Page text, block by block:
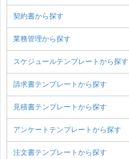
契約書から探す
業務管理から探す
スケジュールテンプレートから探す
請求書テンプレートから探す
見積書テンプレートから探す
アンケートテンプレートから探す
注文書テンプレートから探す